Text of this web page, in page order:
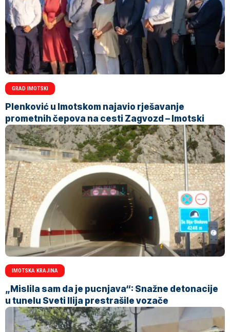
GRAD IMOTSKI
Plenković u Imotskom najavio rješavanje
prometnih čepova na cesti Zagvozd – Imotski
IMOTSKA KRAJINA
„Mislila sam da je pucnjava“: Snažne detonacije
u tunelu Sveti Ilija prestrašile vozače